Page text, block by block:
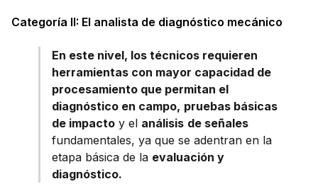
Categoría II: El analista de diagnóstico mecánico
En este nivel, los técnicos requieren
herramientas con mayor capacidad de
procesamiento que permitan el
diagnóstico en campo, pruebas básicas
de impacto y el análisis de señales
fundamentales, ya que se adentran en la
etapa básica de la evaluación y
diagnóstico.